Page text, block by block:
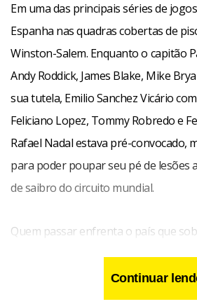
Em uma das principais séries de
Espanha nas quadras cobertas de
Winston-Salem. Enquanto o capitão
Andy Roddick, James Blake, Mike
sua tutela, Emilio Sanchez Vicário
Feliciano Lopez, Tommy Robredo e
Rafael Nadal estava pré-convocado,
para poder poupar seu pé de lesões
de saibro do circuito mundial.
Quem passar enfrenta o país que
entre Suécia e Argentina, em
em Gotemburgo. Ex-representante e
Wilander promoveu apenas uma
Continuar